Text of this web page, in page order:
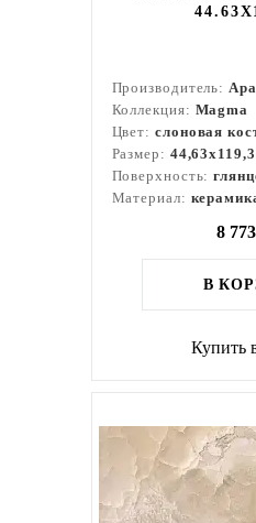
Производитель:
Коллекция: Magma
Цвет: слоновая
Размер:
Поверхность:
Материал:
8 773
В
Купить